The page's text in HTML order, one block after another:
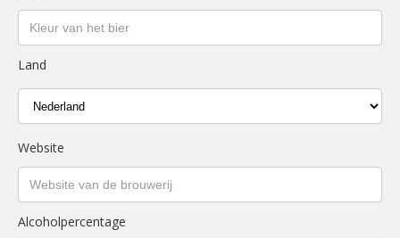
Land
Website
Alcoholpercentage